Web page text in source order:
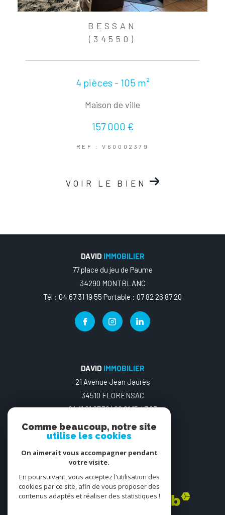
BESSAN
(34550)
4 pièces - 105 m²
Maison de ville
157 000 €
REF : V60002379
VOIR LE BIEN
DAVID IMMOBILIER
77 place du jeu de Paume
34290 MONTBLANC
Tél : 04 67 31 19 55 Portable : 07 82 26 87 20
DAVID IMMOBILIER
21 Avenue Jean Jaurès
34510 FLORENSAC
04.11.91.97.30 | 06 21 15 47 03
ADHÉRENTS
Comme beaucoup, notre site
utilise les cookies
On aimerait vous accompagner pendant
votre visite.
En poursuivant, vous acceptez l'utilisation des
cookies par ce site, afin de vous proposer des
contenus adaptés et réaliser des statistiques !